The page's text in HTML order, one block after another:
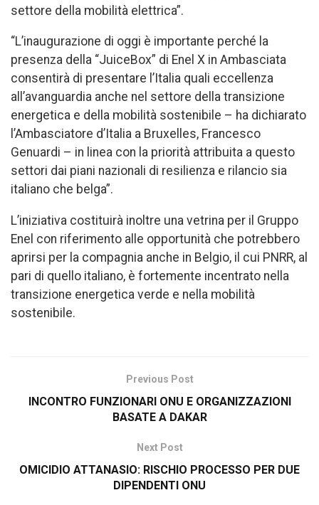
settore della mobilità elettrica”.
“L’inaugurazione di oggi è importante perché la
presenza della “JuiceBox” di Enel X in Ambasciata
consentirà di presentare l’Italia quali eccellenza
all’avanguardia anche nel settore della transizione
energetica e della mobilità sostenibile – ha dichiarato
l’Ambasciatore d’Italia a Bruxelles, Francesco
Genuardi – in linea con la priorità attribuita a questo
settori dai piani nazionali di resilienza e rilancio sia
italiano che belga”.
L’iniziativa costituirà inoltre una vetrina per il Gruppo
Enel con riferimento alle opportunità che potrebbero
aprirsi per la compagnia anche in Belgio, il cui PNRR, al
pari di quello italiano, è fortemente incentrato nella
transizione energetica verde e nella mobilità
sostenibile.
Previous Post
INCONTRO FUNZIONARI ONU E ORGANIZZAZIONI
BASATE A DAKAR
Next Post
OMICIDIO ATTANASIO: RISCHIO PROCESSO PER DUE
DIPENDENTI ONU